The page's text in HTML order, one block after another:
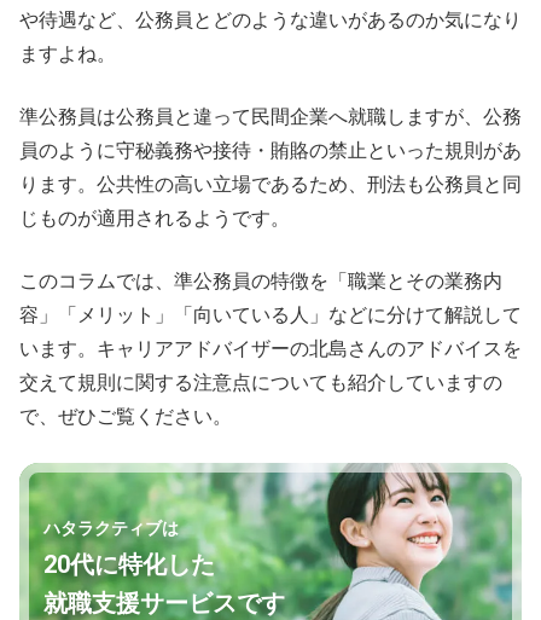
や待遇など、公務員とどのような違いがあるのか気になり
ますよね。
準公務員は公務員と違って民間企業へ就職しますが、公務
員のように守秘義務や接待・賄賂の禁止といった規則があ
ります。公共性の高い立場であるため、刑法も公務員と同
じものが適用されるようです。
このコラムでは、準公務員の特徴を「職業とその業務内
容」「メリット」「向いている人」などに分けて解説して
います。キャリアアドバイザーの北島さんのアドバイスを
交えて規則に関する注意点についても紹介していますの
で、ぜひご覧ください。
ハタラクティブは
20代に特化した
就職支援サービスです